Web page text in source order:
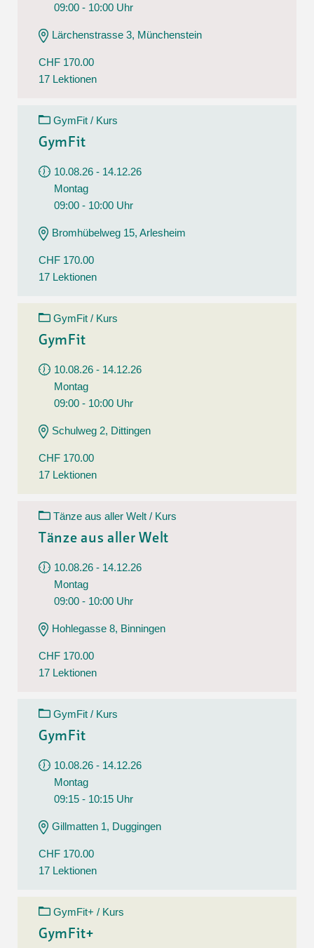
09:00 - 10:00 Uhr
Lärchenstrasse 3, Münchenstein
CHF 170.00
17 Lektionen
GymFit / Kurs
GymFit
10.08.26 - 14.12.26
Montag
09:00 - 10:00 Uhr
Bromhübelweg 15, Arlesheim
CHF 170.00
17 Lektionen
GymFit / Kurs
GymFit
10.08.26 - 14.12.26
Montag
09:00 - 10:00 Uhr
Schulweg 2, Dittingen
CHF 170.00
17 Lektionen
Tänze aus aller Welt / Kurs
Tänze aus aller Welt
10.08.26 - 14.12.26
Montag
09:00 - 10:00 Uhr
Hohlegasse 8, Binningen
CHF 170.00
17 Lektionen
GymFit / Kurs
GymFit
10.08.26 - 14.12.26
Montag
09:15 - 10:15 Uhr
Gillmatten 1, Duggingen
CHF 170.00
17 Lektionen
GymFit+ / Kurs
GymFit+